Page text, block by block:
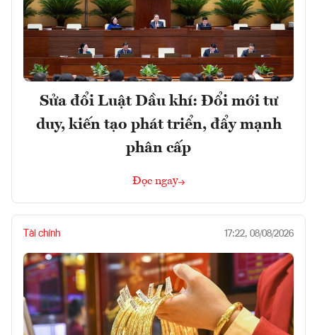
Sửa đổi Luật Dầu khí: Đổi mới tư
duy, kiến tạo phát triển, đẩy mạnh
phân cấp
Đọc ngay
Tài chính 17:22, 08/08/2026